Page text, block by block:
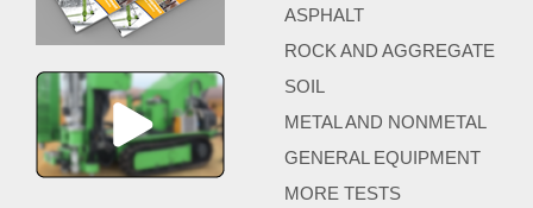
ASPHALT
ROCK AND AGGREGATE
SOIL
METAL AND NONMETAL
GENERAL EQUIPMENT
MORE TESTS